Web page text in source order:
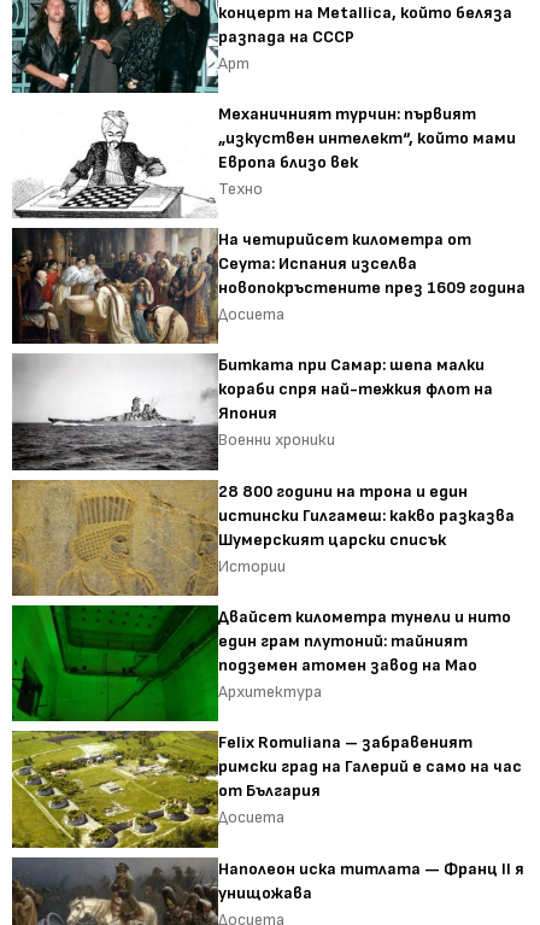
концерт на Metallica, който беляза
разпада на СССР
Арт
Механичният турчин: първият
„изкуствен интелект“, който мами
Европа близо век
Техно
На четирийсет километра от
Сеута: Испания изселва
новопокръстените през 1609 година
Досиета
Битката при Самар: шепа малки
кораби спря най-тежкия флот на
Япония
Военни хроники
28 800 години на трона и един
истински Гилгамеш: какво разказва
Шумерският царски списък
Истории
Двайсет километра тунели и нито
един грам плутоний: тайният
подземен атомен завод на Мао
Архитектура
Felix Romuliana – забравеният
римски град на Галерий е само на час
от България
Досиета
Наполеон иска титлата — Франц II я
унищожава
Досиета